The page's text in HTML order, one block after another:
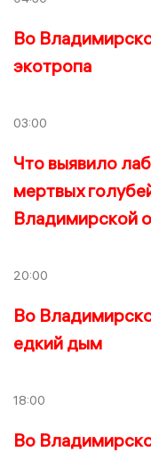
Во
экотропа
03:00
Что выявило
мертвых
Владимирской
20:00
Во
едкий дым
18:00
Во